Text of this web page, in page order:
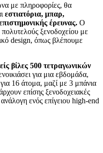
με πληροφορίες, θα
εστιατόρια, μπαρ,
έρευνας. Ο
ξενοδοχείου με
design, όπως βλέπουμε
βίλες 500 τετραγωνικών
για μια εβδομάδα,
16 άτομα, μαζί με 3 μπάνια
επίσης ξενοδοχειακές
ενός επίγειου high-end